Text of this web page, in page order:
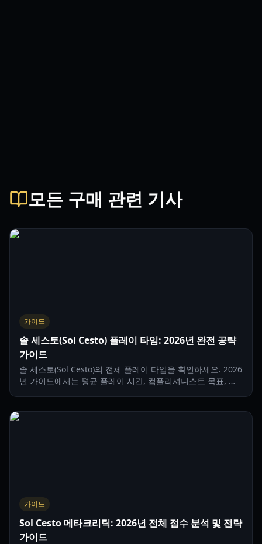
모든 구매 관련 기사
가이드
솔 세스토(Sol Cesto) 플레이 타임: 2026년 완전 공략
가이드
솔 세스토(Sol Cesto)의 전체 플레이 타임을 확인하세요. 2026
년 가이드에서는 평균 플레이 시간, 컴플리셔니스트 목표, 로
가이드
Sol Cesto 메타크리틱: 2026년 전체 점수 분석 및 전략
가이드